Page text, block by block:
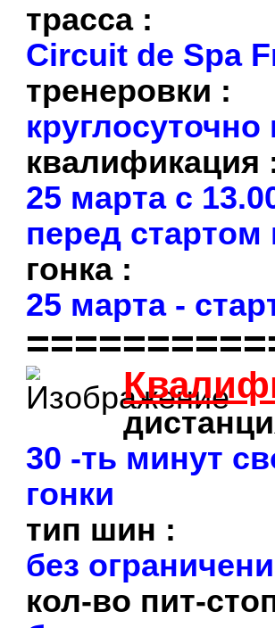
трасса :
Circuit de Spa
тренеровки :
квалификация
25 марта с
перед стартом
гонка :
25 марта -
30 -ть минут
гонки
тип шин :
без
кол-во пит-